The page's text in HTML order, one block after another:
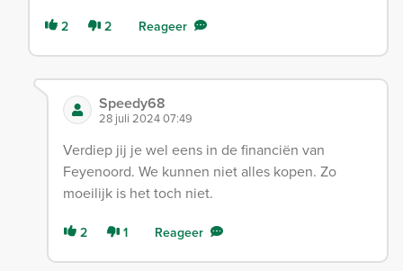
2 2 Reageer
Speedy68
28 juli 2024 07:49
Verdiep jij je wel eens in de financiën van
Feyenoord. We kunnen niet alles kopen. Zo
moeilijk is het toch niet.
2 1 Reageer